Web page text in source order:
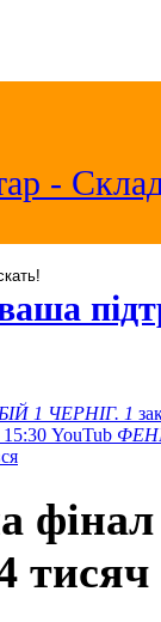
-
1 ЧЕРНІГ. 1
15:30 YouTub
тисяч